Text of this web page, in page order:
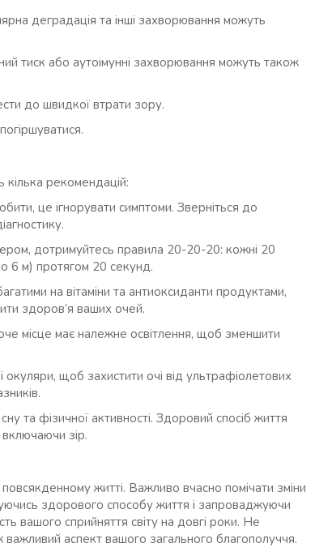
деградація та інші захворювання можуть
тиск або аутоімунні захворювання можуть також
до швидкої втрати зору.
рекомендацій:
це ігнорувати симптоми. Зверніться до
дотримуйтесь правила 20-20-20: кожні 20
6 м) протягом 20 секунд.
на вітаміни та антиоксиданти продуктами,
здоров’я ваших очей.
місце має належне освітлення, щоб зменшити
окуляри, щоб захистити очі від ультрафіолетових
та фізичної активності. Здоровий спосіб життя
зір.
житті. Важливо вчасно помічати зміни
здорового способу життя і запроваджуючи
вашого сприйняття світу на довгі роки. Не
аспект вашого загального благополуччя.